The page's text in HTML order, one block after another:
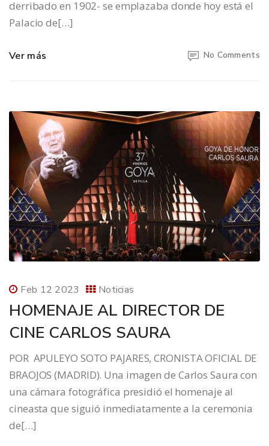
derribado en 1902- se emplazaba donde hoy está el
Palacio de[…]
Ver más No Comments
Feb 12 2023 Noticias
HOMENAJE AL DIRECTOR DE
CINE CARLOS SAURA
POR APULEYO SOTO PAJARES, CRONISTA OFICIAL DE
BRAOJOS (MADRID). Una imagen de Carlos Saura con
una cámara fotográfica presidió el homenaje al
cineasta que siguió inmediatamente a la ceremonia
de[…]